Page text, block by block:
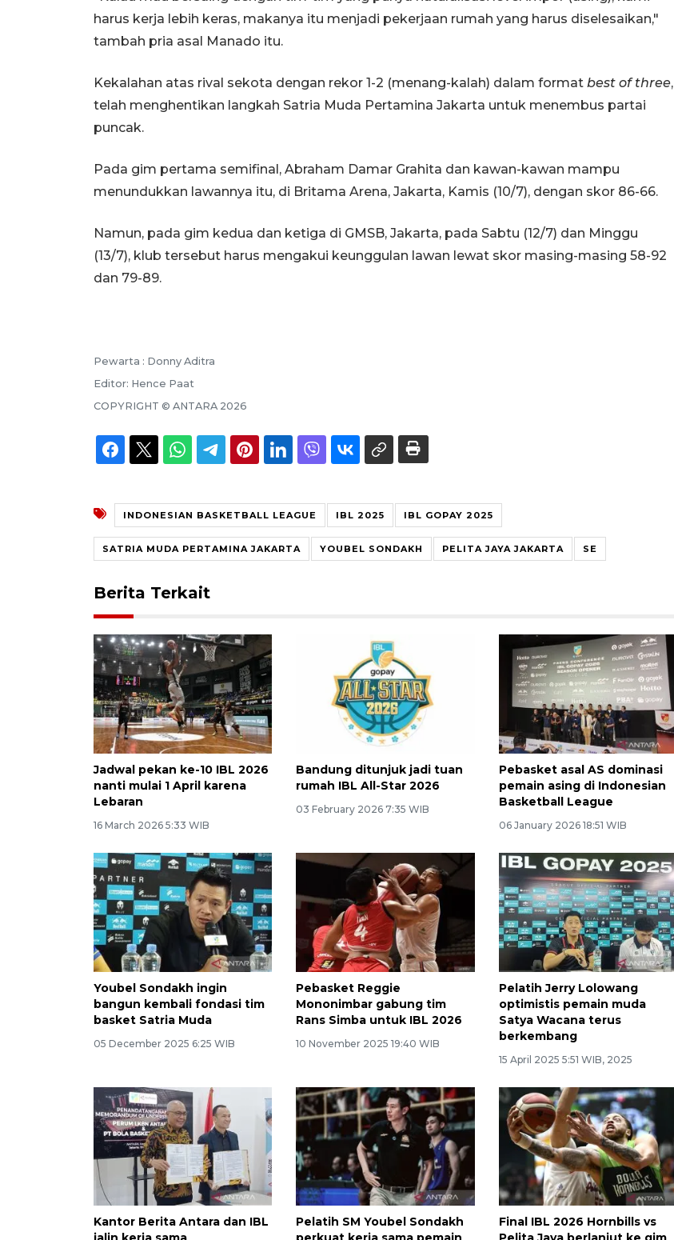
harus kerja lebih keras, makanya itu menjadi pekerjaan rumah yang harus diselesaikan,"
tambah pria asal Manado itu.
Kekalahan atas rival sekota dengan rekor 1-2 (menang-kalah) dalam format best of three,
telah menghentikan langkah Satria Muda Pertamina Jakarta untuk menembus partai
puncak.
Pada gim pertama semifinal, Abraham Damar Grahita dan kawan-kawan mampu
menundukkan lawannya itu, di Britama Arena, Jakarta, Kamis (10/7), dengan skor 86-66.
Namun, pada gim kedua dan ketiga di GMSB, Jakarta, pada Sabtu (12/7) dan Minggu
(13/7), klub tersebut harus mengakui keunggulan lawan lewat skor masing-masing 58-92
dan 79-89.
Pewarta : Donny Aditra
Editor: Hence Paat
COPYRIGHT © ANTARA 2026
INDONESIAN BASKETBALL LEAGUE IBL 2025 IBL GOPAY 2025
SATRIA MUDA PERTAMINA JAKARTA YOUBEL SONDAKH PELITA JAYA JAKARTA SE
Berita Terkait
Jadwal pekan ke-10 IBL 2026
nanti mulai 1 April karena
Lebaran
16 March 2026 5:33 WIB
Bandung ditunjuk jadi tuan
rumah IBL All-Star 2026
03 February 2026 7:35 WIB
Pebasket asal AS dominasi
pemain asing di Indonesian
Basketball League
06 January 2026 18:51 WIB
Youbel Sondakh ingin
bangun kembali fondasi tim
basket Satria Muda
05 December 2025 6:25 WIB
Pebasket Reggie
Mononimbar gabung tim
Rans Simba untuk IBL 2026
10 November 2025 19:40 WIB
Pelatih Jerry Lolowang
optimistis pemain muda
Satya Wacana terus
berkembang
15 April 2025 5:51 WIB, 2025
Kantor Berita Antara dan IBL
Pelatih SM Youbel Sondakh
Final IBL 2026 Hornbills vs
Foto - Polresta Samarinda
amankan 9.880 kg "captikus"
dari Manado